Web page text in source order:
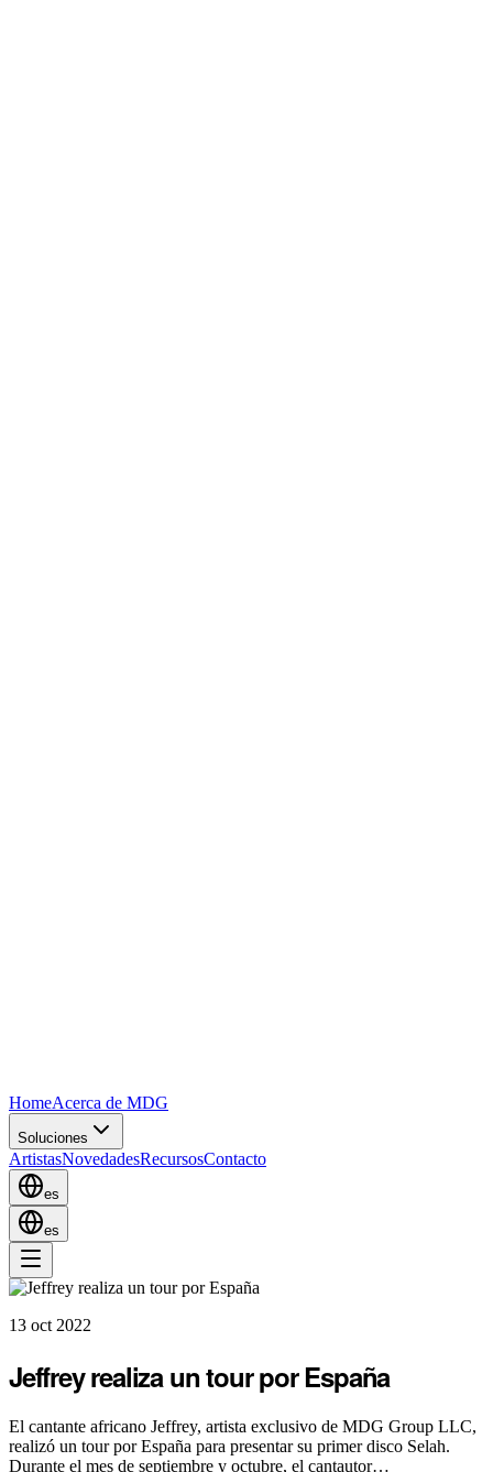
HomeAcerca de MDG
Soluciones
ArtistasNovedadesRecursosContacto
es
es
13 oct 2022
Jeffrey realiza un tour por España
El cantante africano Jeffrey, artista exclusivo de MDG Group LLC,
realizó un tour por España para presentar su primer disco Selah.
Durante el mes de septiembre y octubre, el cantautor…